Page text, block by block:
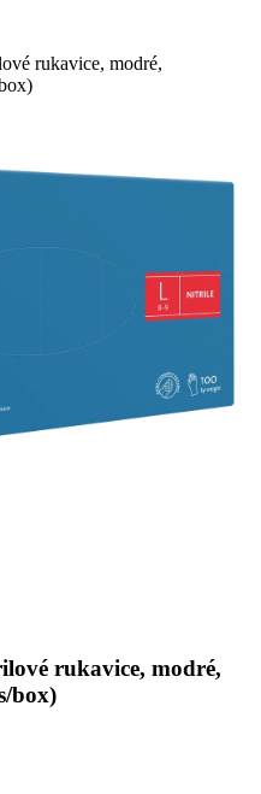
rukavice, modré,
rukavice, modré,
box)